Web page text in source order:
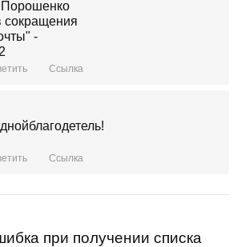
Ссылка
Ссылка
при получении списка